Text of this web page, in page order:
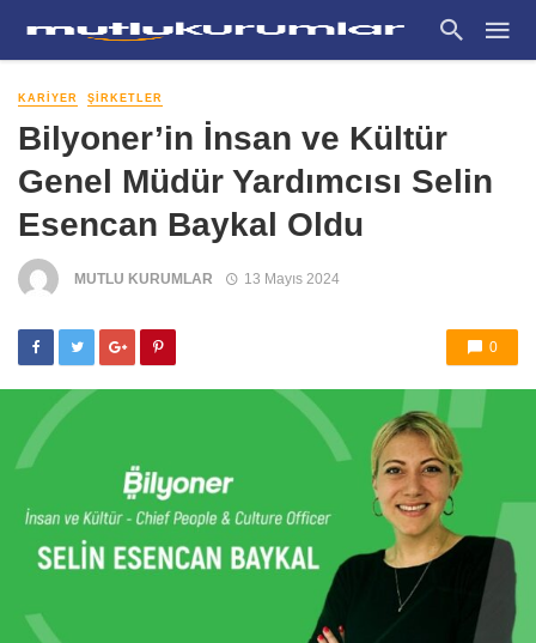
KARIYER ŞIRKETLER
Bilyoner’in İnsan ve Kültür
Genel Müdür Yardımcısı Selin
Esencan Baykal Oldu
MUTLU KURUMLAR 13 Mayıs 2024
0